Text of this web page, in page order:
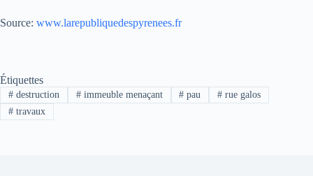
Source: www.larepubliquedespyrenees.fr
Étiquettes
#destruction #immeuble menaçant # pau # rue galos
#travaux